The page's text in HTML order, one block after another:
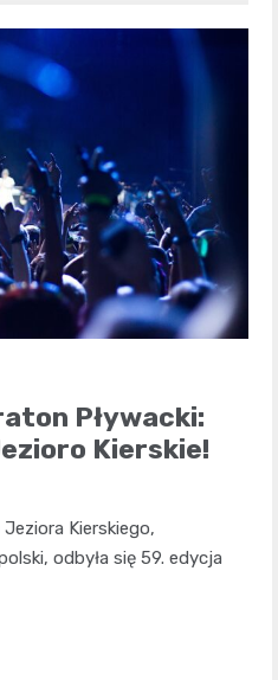
Pływacki:
Kierskie!
Kierskiego,
odbyła się 59. edycja